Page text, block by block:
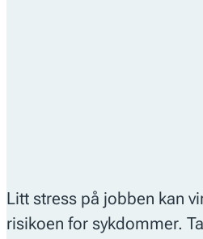
Litt stress på jobben kan
risikoen for sykdommer.